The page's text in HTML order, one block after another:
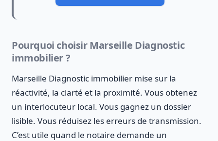
Pourquoi choisir Marseille Diagnostic
immobilier ?
Marseille Diagnostic immobilier mise sur la
réactivité, la clarté et la proximité. Vous obtenez
un interlocuteur local. Vous gagnez un dossier
lisible. Vous réduisez les erreurs de transmission.
C’est utile quand le notaire demande un